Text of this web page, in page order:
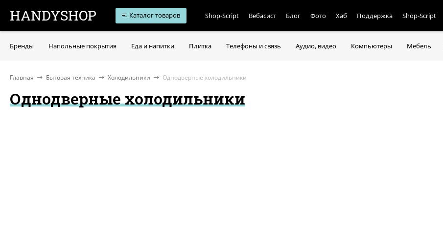
HANDYSHOP Каталог товаров Shop-Script Вебасист Блог Фото Хаб Поддержка Shop-Script
Бренды Напольные покрытия Еда и напитки Плитка Телефоны и связь Аудио, видео Компьютеры Мебель
Главная Бытовая техника Холодильники Однодверные холодильники
Однодверные холодильники